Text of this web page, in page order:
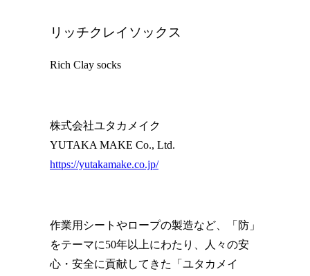
リッチクレイソックス
Rich Clay socks
株式会社ユタカメイク
YUTAKA MAKE Co., Ltd.
https://yutakamake.co.jp/
作業用シートやロープの製造など、「防」
をテーマに50年以上にわたり、人々の安
心・安全に貢献してきた「ユタカメイ